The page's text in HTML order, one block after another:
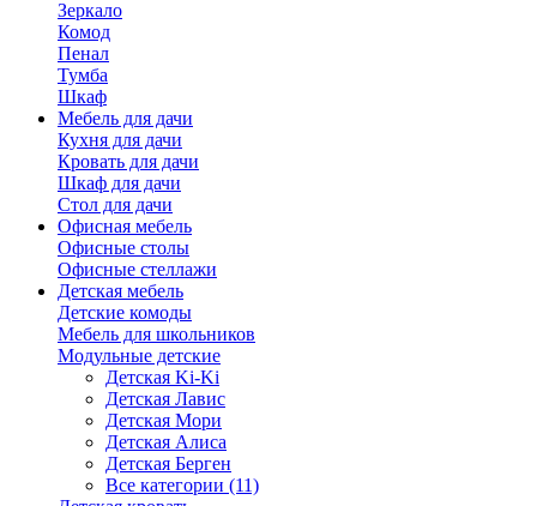
Зеркало
Комод
Пенал
Тумба
Шкаф
Мебель для дачи
Кухня для дачи
Кровать для дачи
Шкаф для дачи
Стол для дачи
Офисная мебель
Офисные столы
Офисные стеллажи
Детская мебель
Детские комоды
Мебель для школьников
Модульные детские
Детская Ki-Ki
Детская Лавис
Детская Мори
Детская Алиса
Детская Берген
Все категории (11)